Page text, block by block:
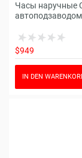
Часы наручные
$949
IN DEN